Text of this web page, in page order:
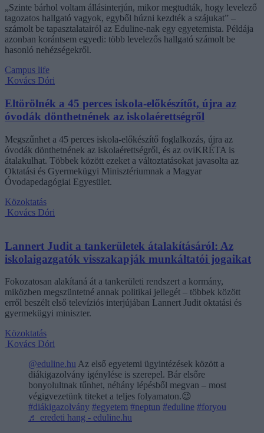
„Szinte bárhol voltam állásinterjún, mikor megtudták, hogy levelező
tagozatos hallgató vagyok, egyből húzni kezdték a szájukat” –
számolt be tapasztalatairól az Eduline-nak egy egyetemista. Példája
azonban korántsem egyedi: több levelezős hallgató számolt be
hasonló nehézségekről.
Campus life
Kovács Dóri
Eltörölnék a 45 perces iskola-előkészítőt, újra az
óvodák dönthetnének az iskolaérettségről
Megszűnhet a 45 perces iskola-előkészítő foglalkozás, újra az
óvodák dönthetnének az iskolaérettségről, és az oviKRÉTA is
átalakulhat. Többek között ezeket a változtatásokat javasolta az
Oktatási és Gyermekügyi Minisztériumnak a Magyar
Óvodapedagógiai Egyesület.
Közoktatás
Kovács Dóri
Lannert Judit a tankerületek átalakításáról: Az
iskolaigazgatók visszakapják munkáltatói jogaikat
Fokozatosan alakítaná át a tankerületi rendszert a kormány,
miközben megszüntetné annak politikai jellegét – többek között
erről beszélt első televíziós interjújában Lannert Judit oktatási és
gyermekügyi miniszter.
Közoktatás
Kovács Dóri
@eduline.hu Az első egyetemi ügyintézések között a
diákigazolvány igénylése is szerepel. Bár elsőre
bonyolultnak tűnhet, néhány lépésből megvan – most
végigvezetünk titeket a teljes folyamaton.😉
#diákigazolvány #egyetem #neptun #eduline #foryou
♬ eredeti hang - eduline.hu